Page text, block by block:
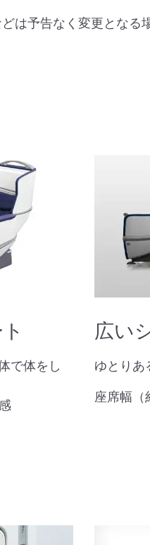
は予告なく変更となる
で体をし
広い
ゆとりあ
座席幅（